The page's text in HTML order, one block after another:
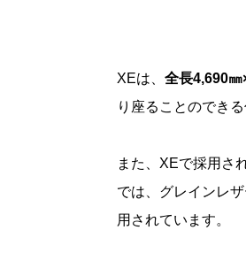
XEは、 全長4,690
り座ることのでき
また、XEで採用さ
では、グレインレ
用されています。